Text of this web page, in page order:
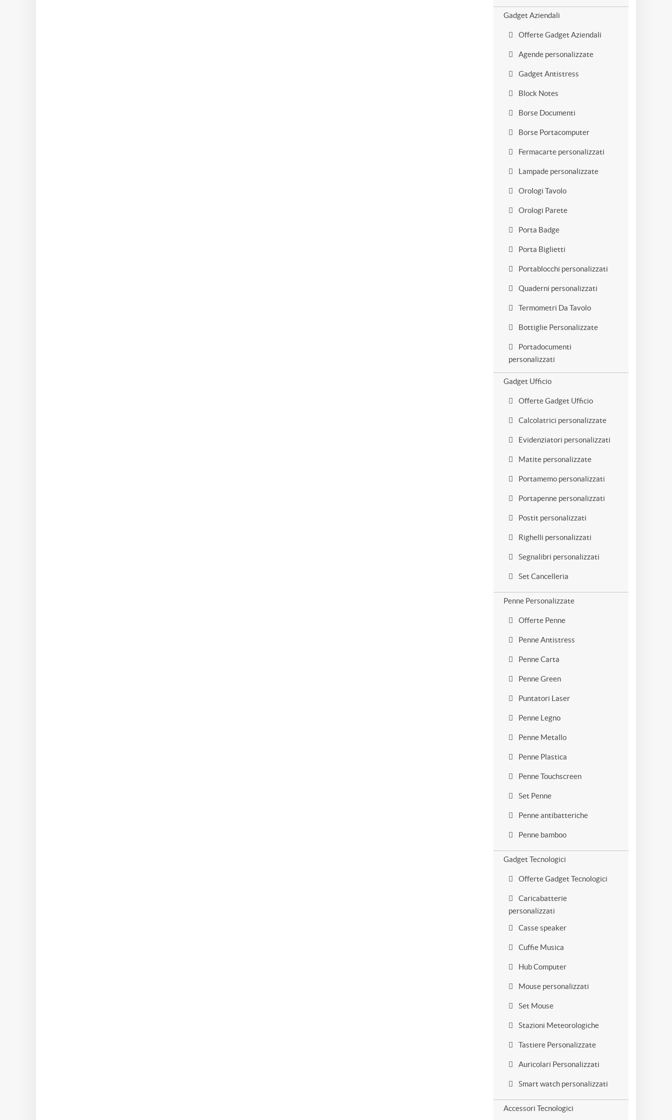
Gadget Aziendali
Offerte Gadget Aziendali
Agende personalizzate
Gadget Antistress
Block Notes
Borse Documenti
Borse Portacomputer
Fermacarte personalizzati
Lampade personalizzate
Orologi Tavolo
Orologi Parete
Porta Badge
Porta Biglietti
Portablocchi personalizzati
Quaderni personalizzati
Termometri Da Tavolo
Bottiglie Personalizzate
Portadocumenti
personalizzati
Gadget Ufficio
Offerte Gadget Ufficio
Calcolatrici personalizzate
Evidenziatori personalizzati
Matite personalizzate
Portamemo personalizzati
Portapenne personalizzati
Postit personalizzati
Righelli personalizzati
Segnalibri personalizzati
Set Cancelleria
Penne Personalizzate
Offerte Penne
Penne Antistress
Penne Carta
Penne Green
Puntatori Laser
Penne Legno
Penne Metallo
Penne Plastica
Penne Touchscreen
Set Penne
Penne antibatteriche
Penne bamboo
Gadget Tecnologici
Offerte Gadget Tecnologici
Caricabatterie
personalizzati
Casse speaker
Cuffie Musica
Hub Computer
Mouse personalizzati
Set Mouse
Stazioni Meteorologiche
Tastiere Personalizzate
Auricolari Personalizzati
Smart watch personalizzati
Accessori Tecnologici